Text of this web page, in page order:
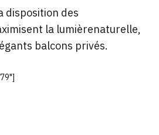
disposition des
la lumièrenaturelle,
balcons privés.